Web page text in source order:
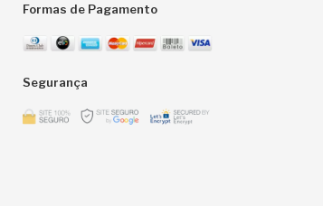
Formas de Pagamento
Segurança